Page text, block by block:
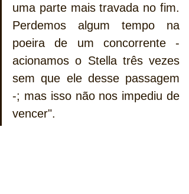
uma parte mais travada no fim.
Perdemos algum tempo na
poeira de um concorrente -
acionamos o Stella três vezes
sem que ele desse passagem
-; mas isso não nos impediu de
vencer".